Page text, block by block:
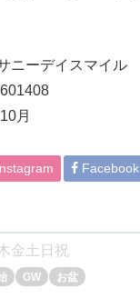
ニーデイスマイル
月
Facebook
金土 日 祝
GW お盆